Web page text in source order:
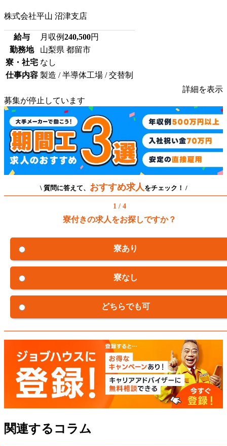
株式会社平山 沼津支店
給与 月収例240,500円
勤務地
山梨県 都留市
寮・社宅 なし
仕事内容 製造 / 半導体工場 / 交替制
詳細を表示
募集が停止しています
\ 質問に答えて、 おすすめ求人 をチェック！ /
1 / 4
寮付きの求人をお探しですか？
寮あり
寮なし
どちらでも可
関連するコラム